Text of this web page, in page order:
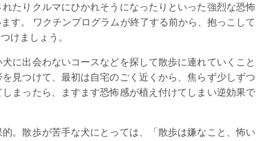
たりクルマにひかれそうになったりといった強烈な恐怖
す。 ワクチンプログラムが終了する前から、抱っこして
けましょう。
に出会わないコースなどを探して散歩に連れていくこと
見つけて、最初は自宅のごく近くから、焦らず少しずつ
まったら、ますます恐怖感が植え付けてしまい逆効果で
。散歩が苦手な犬にとっては、「散歩は嫌なこと、怖い